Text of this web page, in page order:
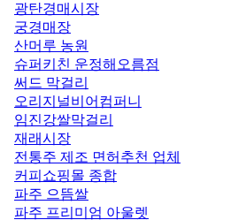
광탄경매시장
궁경매장
산머루 농원
슈퍼키친 운정해오름점
써드 막걸리
오리지널비어컴퍼니
임진강쌀막걸리
재래시장
전통주 제조 면허추천 업체
커피쇼핑몰 종합
파주 으뜸쌀
파주 프리미엄 아울렛